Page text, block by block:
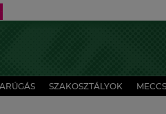
SZAKOSZTÁLYOK